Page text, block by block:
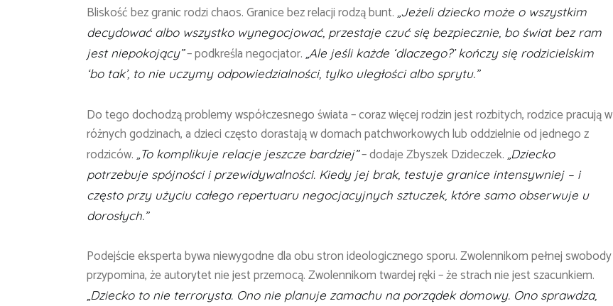
Bliskość bez granic rodzi chaos. Granice bez relacji rodzą bunt. „Jeżeli dziecko może o wszystkim
decydować albo wszystko wynegocjować, przestaje czuć się bezpiecznie, bo świat bez ram
jest niepokojący”– podkreśla negocjator. „Ale jeśli każde ‘dlaczego?’ kończy się rodzicielskim
‘bo tak’, to nie uczymy odpowiedzialności, tylko uległości albo sprytu.”
Do tego dochodzą problemy współczesnego świata – coraz więcej rodzin jest rozbitych, rodzice pracują w
różnych godzinach, a dzieci często dorastają w domach patchworkowych lub oddzielnie od jednego z
rodziców.
„To komplikuje relacje jeszcze bardziej”– dodaje Zbyszek Dzideczek. „Dziecko
potrzebuje spójności i przewidywalności. Kiedy jej brak, testuje granice intensywniej – i
często przy użyciu całego repertuaru negocjacyjnych sztuczek, które samo obserwuje u
dorosłych.”
Podejście eksperta bywa niewygodne dla obu stron ideologicznego sporu. Zwolennikom pełnej swobody
przypomina, że autorytet nie jest przemocą. Zwolennikom twardej ręki – że strach nie jest szacunkiem.
„Dziecko to nie terrorysta. Ono nie planuje zamachu na porządek domowy. Ono sprawdza,